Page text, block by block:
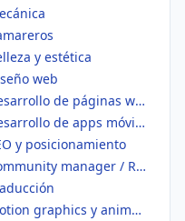
y estética
web
Desarrollo de páginas web
Desarrollo de apps móviles
y posicionamiento
Community manager / Redes sociales
Motion graphics y animación